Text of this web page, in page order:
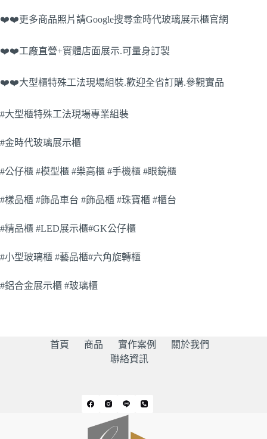
❤️❤️更多商品照片請Google搜尋金時代玻璃展示櫃官網
❤️❤️工廠直營+實體店面展示.可量身訂製
❤️❤️大型櫃特殊工法現場組裝.歡迎全省訂購.參觀實品
#大型櫃特殊工法現場專業組裝
#金時代玻璃展示櫃
#公仔櫃 #模型櫃 #樂高櫃 #手機櫃 #眼鏡櫃
#樣品櫃 #飾品車台 #飾品櫃 #珠寶櫃 #櫃台
#精品櫃 #LED展示櫃#GK公仔櫃
#小型玻璃櫃 #藝品櫃#六角旋轉櫃
#鋁合金展示櫃 #玻璃櫃
首頁 商品 實作案例
關於我們
聯絡資訊